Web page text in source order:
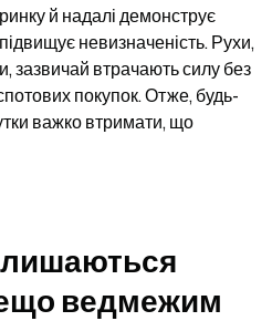
й надалі демонструє
невизначеність. Рухи,
зазвичай втрачають силу без
покупок. Отже, будь-
важко втримати, що
ведмежим